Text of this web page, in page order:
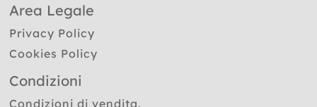
Area Legale
Privacy Policy
Cookies Policy
Condizioni
Condizioni di vendita.